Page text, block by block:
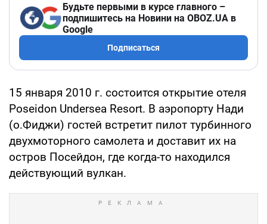
Будьте первыми в курсе главного –
подпишитесь на Новини на OBOZ.UA в
Google
Подписаться
15 января 2010 г. состоится открытие отеля
Poseidon Undersea Resort. В аэропорту Нади
(о.Фиджи) гостей встретит пилот турбинного
двухмоторного самолета и доставит их на
остров Посейдон, где когда-то находился
действующий вулкан.